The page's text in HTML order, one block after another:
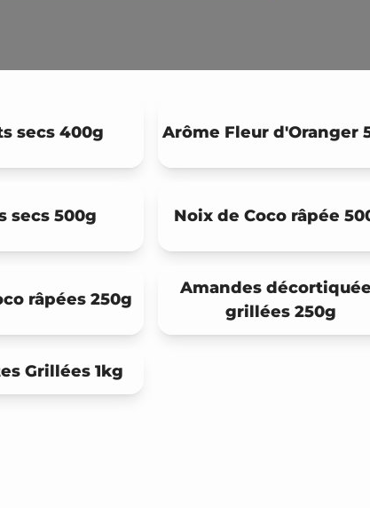
secs 400g Arôme Fleur d'Oranger
secs 500g Noix de Coco râpée
râpées 250g
Amandes
grillées 250g
Grillées 1kg